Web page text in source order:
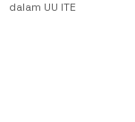
dalam UU ITE